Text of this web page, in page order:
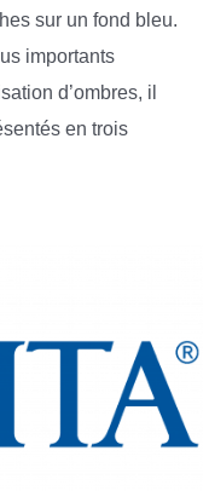
sur un fond bleu.
importants
d’ombres, il
en trois